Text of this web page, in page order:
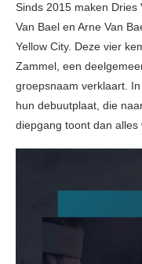
Sinds 2015 maken Dries
Van Bael en Arne Van
Yellow City. Deze vier
Zammel, een
groepsnaam verklaart.
hun debuutplaat, die
diepgang toont dan